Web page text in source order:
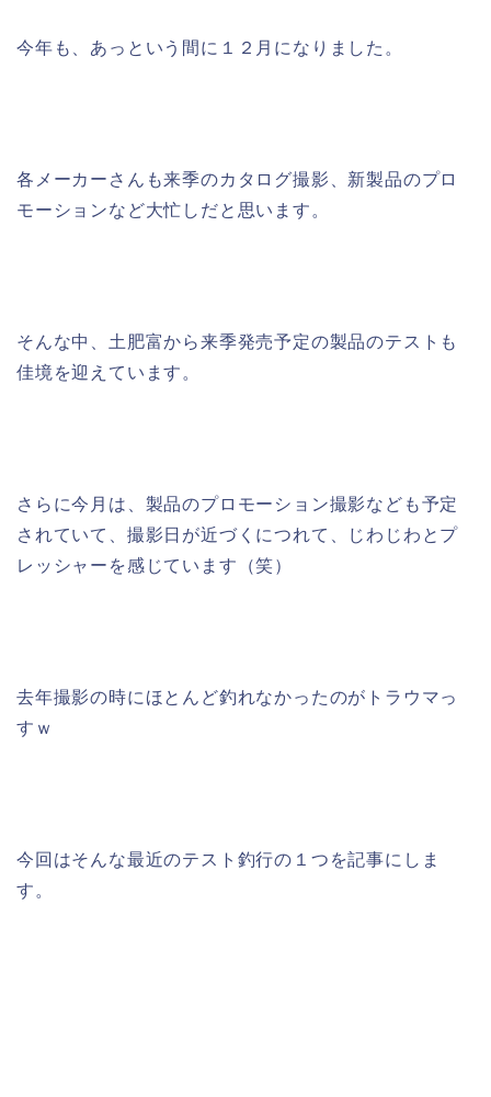
今年も、あっという間に１２月になりました。
各メーカーさんも来季のカタログ撮影、新製品のプロ
モーションなど大忙しだと思います。
そんな中、土肥富から来季発売予定の製品のテストも
佳境を迎えています。
さらに今月は、製品のプロモーション撮影なども予定
されていて、撮影日が近づくにつれて、じわじわとプ
レッシャーを感じています（笑）
去年撮影の時にほとんど釣れなかったのがトラウマっ
すｗ
今回はそんな最近のテスト釣行の１つを記事にしま
す。